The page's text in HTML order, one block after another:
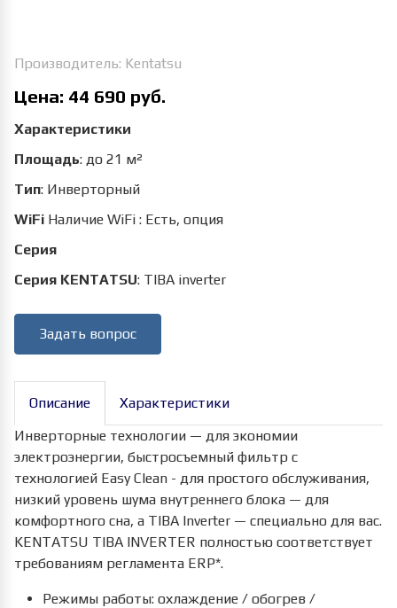
Производитель: Kentatsu
Цена: 44 690 руб.
Характеристики
Площадь: до 21 м²
Тип: Инверторный
WiFi Наличие WiFi : Есть, опция
Серия
Серия KENTATSU: TIBA inverter
Задать вопрос
Описание
Характеристики
Инверторные технологии — для экономии
электроэнергии, быстросъемный фильтр с
технологией Easy Clean - для простого обслуживания,
низкий уровень шума внутреннего блока — для
комфортного сна, а TIBA Inverter — специально для вас.
KENTATSU TIBA INVERTER полностью соответствует
требованиям регламента ERP*.
Режимы работы: охлаждение / обогрев /